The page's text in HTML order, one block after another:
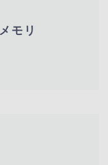
メモリ